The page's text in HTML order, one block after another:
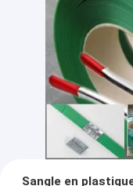
Sangle en